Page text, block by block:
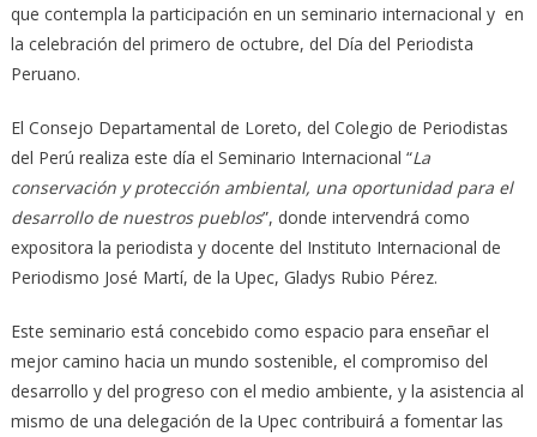
que contempla la participación en un seminario internacional y en
la celebración del primero de octubre, del Día del Periodista
Peruano.
El Consejo Departamental de Loreto, del Colegio de Periodistas
del Perú realiza este día el Seminario Internacional “La
conservación y protección ambiental, una oportunidad para el
desarrollo de nuestros pueblos”, donde intervendrá como
expositora la periodista y docente del Instituto Internacional de
Periodismo José Martí, de la Upec, Gladys Rubio Pérez.
Este seminario está concebido como espacio para enseñar el
mejor camino hacia un mundo sostenible, el compromiso del
desarrollo y del progreso con el medio ambiente, y la asistencia al
mismo de una delegación de la Upec contribuirá a fomentar las